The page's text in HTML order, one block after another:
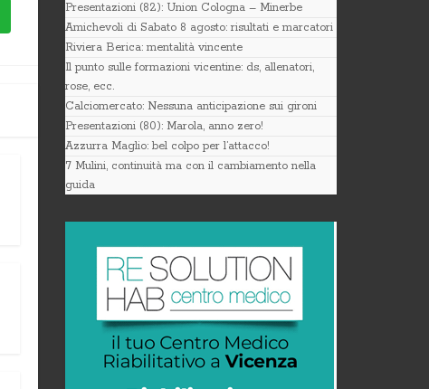
Presentazioni (82): Union Cologna – Minerbe
Amichevoli di Sabato 8 agosto: risultati e marcatori
Riviera Berica: mentalità vincente
Il punto sulle formazioni vicentine: ds, allenatori,
rose, ecc.
Calciomercato: Nessuna anticipazione sui gironi
Presentazioni (80): Marola, anno zero!
Azzurra Maglio: bel colpo per l’attacco!
7 Mulini, continuità ma con il cambiamento nella
guida